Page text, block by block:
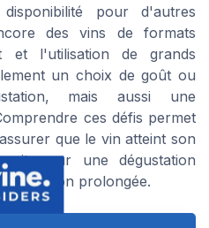
pour d'autres
des vins de formats
et l'utilisation de grands
un choix de goût ou
mais aussi une
ces défis permet
que le vin atteint son
pour une dégustation
prolongée.